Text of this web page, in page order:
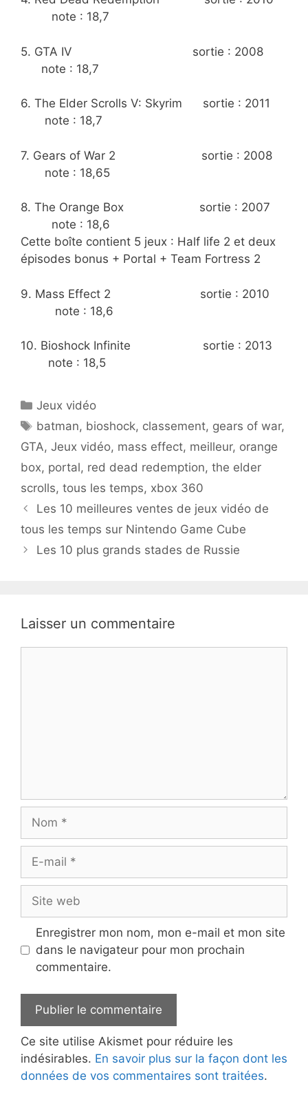
note : 18,7
5. GTA IV sortie : 2008
note : 18,7
6. The Elder Scrolls V: Skyrim sortie : 2011
note : 18,7
7. Gears of War 2 sortie : 2008
note : 18,65
8. The Orange Box sortie : 2007
note : 18,6
Cette boîte contient 5 jeux : Half life 2 et deux
épisodes bonus + Portal + Team Fortress 2
9. Mass Effect 2 sortie : 2010
note : 18,6
10. Bioshock Infinite sortie : 2013
note : 18,5
Catégories
Jeux vidéo
Étiquettes
batman, bioshock, classement, gears of war,
GTA, Jeux vidéo, mass effect, meilleur, orange
box, portal, red dead redemption, the elder
scrolls, tous les temps, xbox 360
Les 10 meilleures ventes de jeux vidéo de
tous les temps sur Nintendo Game Cube
Les 10 plus grands stades de Russie
Laisser un commentaire
Nom
Site
web
Enregistrer mon nom, mon e-mail et mon site
dans le navigateur pour mon prochain
commentaire.
Ce site utilise Akismet pour réduire les
indésirables. En savoir plus sur la façon dont les
données de vos commentaires sont traitées.